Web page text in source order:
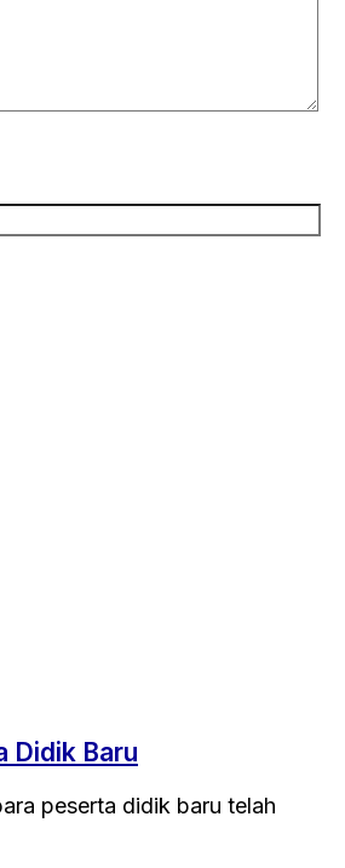
Didik Baru
peserta didik baru telah